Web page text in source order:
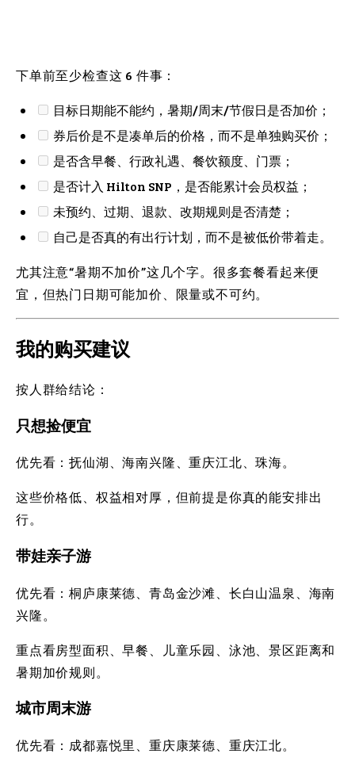
下单前至少检查这 6 件事：
目标日期能不能约，暑期/周末/节假日是否加价；
券后价是不是凑单后的价格，而不是单独购买价；
是否含早餐、行政礼遇、餐饮额度、门票；
是否计入 Hilton SNP，是否能累计会员权益；
未预约、过期、退款、改期规则是否清楚；
自己是否真的有出行计划，而不是被低价带着走。
尤其注意“暑期不加价”这几个字。很多套餐看起来便
宜，但热门日期可能加价、限量或不可约。
我的购买建议
按人群给结论：
只想捡便宜
优先看：抚仙湖、海南兴隆、重庆江北、珠海。
这些价格低、权益相对厚，但前提是你真的能安排出
行。
带娃亲子游
优先看：桐庐康莱德、青岛金沙滩、长白山温泉、海南
兴隆。
重点看房型面积、早餐、儿童乐园、泳池、景区距离和
暑期加价规则。
城市周末游
优先看：成都嘉悦里、重庆康莱德、重庆江北。